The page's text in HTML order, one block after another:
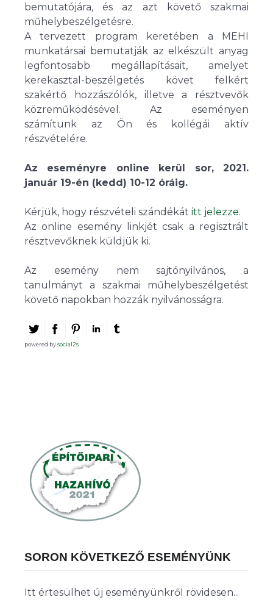
bemutatójára, és az azt követő szakmai
műhelybeszélgetésre.
A tervezett program keretében a MEHI
munkatársai bemutatják az elkészült anyag
legfontosabb megállapításait, amelyet
kerekasztal-beszélgetés követ felkért
szakértő hozzászólók, illetve a résztvevők
közreműködésével. Az eseményen
számítunk az Ön és kollégái aktív
részvételére.
Az eseményre online kerül sor, 2021.
január 19-én (kedd) 10-12 óráig.
Kérjük, hogy részvételi szándékát itt jelezze.
Az online esemény linkjét csak a regisztrált
résztvevőknek küldjük ki.
Az esemény nem sajtónyilvános, a
tanulmányt a szakmai műhelybeszélgetést
követő napokban hozzák nyilvánosságra.
powered bysocial2s
SORON KÖVETKEZŐ ESEMÉNYÜNK
Itt értesülhet új eseményünkről rövidesen...